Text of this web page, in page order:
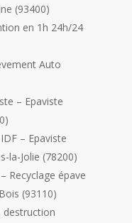
(93400)
en 1h 24h/24
Auto
– Epaviste
– Epaviste
la-Jolie (78200)
Recyclage épave
(93110)
destruction